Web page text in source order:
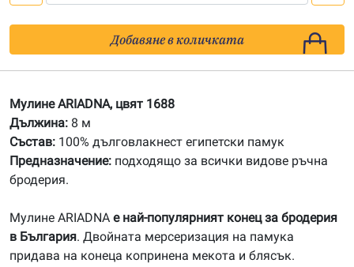
Мулине
ARIADNA
Добавяне в количката
Мулине ARIADNA, цвят 1688
Дължина: 8 м
Състав: 100% дълговлакнест египетски памук
Предназначение: подходящо за всички видове ръчна
бродерия.
Мулине ARIADNA е най-популярният конец за бродерия
в България. Двойната мерсеризация на памука
придава на конеца копринена мекота и блясък.